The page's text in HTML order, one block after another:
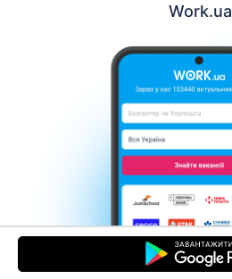
Work.ua
Контакты О нас
Новости Work.ua
Помощь
Условия использования